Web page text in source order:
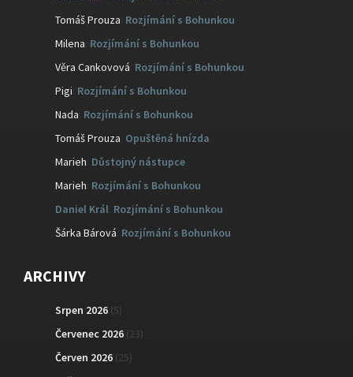
Tomáš Prouza Rozjímání s Bohunkou
Milena Rozjímání s Bohunkou
Věra Cankovová Rozjímání s Bohunkou
Pigi Rozjímání s Bohunkou
Nada Rozjímání s Bohunkou
Tomáš Prouza Opuštěná hnízda
Marieh Důstojný nástupce
Marieh Rozjímání s Bohunkou
Daniel Král: Rozjímání s Bohunkou
Šárka Bárová: Rozjímání s Bohunkou
ARCHIVY
Srpen 2026 (5)
Červenec 2026 (23)
Červen 2026 (25)